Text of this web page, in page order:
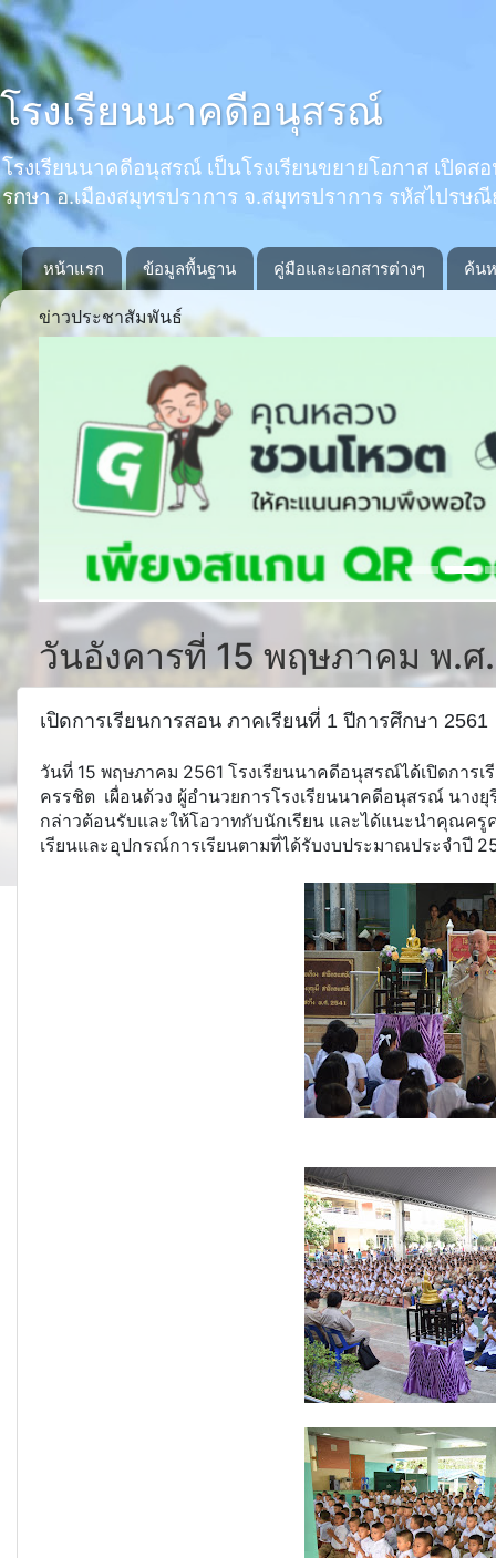
โรงเรียนนาคดีอนุสรณ์
โรงเรียนนาคดีอนุสรณ์ เป็นโรงเรียนขยายโอกาส เปิ
รกษา อ.เมืองสมุทรปราการ จ.สมุทรปราการ รหัสไปรษ
หน้าแรก ข้อมูลพื้นฐาน คู่มือและเอกสารต่างๆ ค้น
ข่าวประชาสัมพันธ์
Previous
วันอังคารที่ 15 พฤษภาคม พ.ศ
เปิดการเรียนการสอน ภาคเรียนที่ 1 ปีการศึกษา 2561
วันที่ 15 พฤษภาคม 2561 โรงเรียนนาคดีอนุสรณ์ได้เปิดการ
ครรชิต เผื่อนด้วง ผู้อำนวยการโรงเรียนนาคดีอนุสรณ์ นาง
กล่าวต้อนรับและให้โอวาทกับนักเรียน และได้แนะนำคุณค
เรียนและอุปกรณ์การเรียนตามที่ได้รับงบประมาณประจำปี